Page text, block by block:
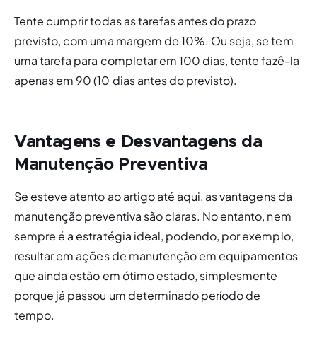
Tente cumprir todas as tarefas antes do prazo
previsto, com uma margem de 10%. Ou seja, se tem
uma tarefa para completar em 100 dias, tente fazê-la
apenas em 90 (10 dias antes do previsto).
Vantagens e Desvantagens da
Manutenção Preventiva
Se esteve atento ao artigo até aqui, as vantagens da
manutenção preventiva são claras. No entanto, nem
sempre é a estratégia ideal, podendo, por exemplo,
resultar em ações de manutenção em equipamentos
que ainda estão em ótimo estado, simplesmente
porque já passou um determinado período de
tempo.